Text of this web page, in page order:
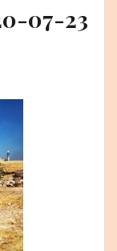
07-23